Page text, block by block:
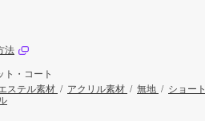
法
ト・コート
ステル素材 / アクリル素材 / 無地 / ショート